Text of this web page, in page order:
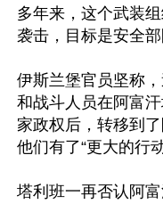
多年来，这个武装
袭击，目标是安全部
伊斯兰堡官员坚称
和战斗人员在阿富
家政权后，转移到
他们有了“更大的行
塔利班一再否认阿